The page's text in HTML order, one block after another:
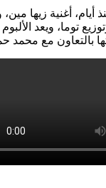
أغنية زيها